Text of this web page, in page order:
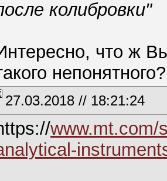
колибровки"
что ж
непонятного?
27.03.2018 // 18:21:24
www.mt.com/